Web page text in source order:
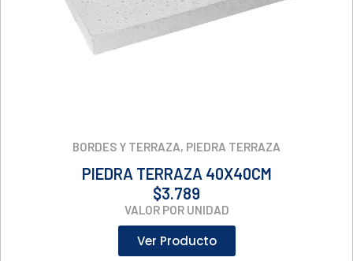
BORDES Y TERRAZA, PIEDRA TERRAZA
PIEDRA TERRAZA 40X40CM
$3.789
VALOR POR UNIDAD
Ver Producto